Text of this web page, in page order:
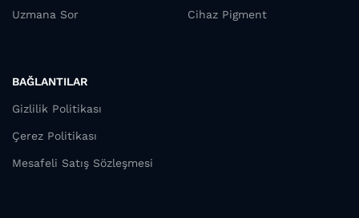
Uzmana Sor Cihaz Pigment
BAĞLANTILAR
Gizlilik Politikası
Çerez Politikası
Mesafeli Satış Sözleşmesi